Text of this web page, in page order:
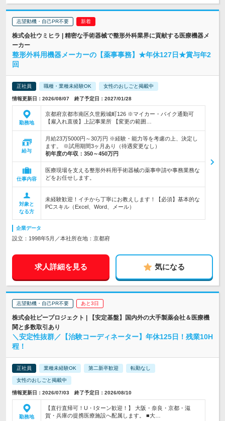
志望動機・自己PR不要
株式会社ウミヒラ | 精密な手術器械で整形外科業界に貢献する医療機器メ
ーカー
整形外科用機器メーカーの【薬事事務】★年休127日★賞与年2
回
正社員 職種・業種未経験OK 女性のおしごと掲載中
情報更新日：2026/08/07 終了予定日：2027/01/28
勤務地
京都府京都市南区久世殿城町126 ※マイカー・バイク通勤可
【雇入れ直後】上記事業所 【変更の範囲…
給与
月給23万5000円～30万円 ※経験・能力等を考慮の上、決定し
ます。 ※試用期間3ヶ月あり（待遇変更なし）
初年度の年収： 350～450万円
仕事内容
医療現場を支える整形外科用手術器械の薬事申請や事務業務な
どをお任せします。
対象と
なる方
未経験歓迎！イチから丁寧にお教えします！【必須】基本的な
PCスキル（Excel、Word、メール）
企業データ
設立：1998年5月／本社所在地：京都府
求人詳細を見る 気になる
志望動機・自己PR不要 あと3日
株式会社ピープロジェクト | 【安定基盤】国内外の大手製薬会社＆医療機
関と多数取引あり
＼安定性抜群／【治験コーディネーター】年休125日！残業10H
程！
正社員 業種未経験OK 第二新卒歓迎 転勤なし
女性のおしごと掲載中
情報更新日：2026/07/03 終了予定日：2026/08/10
勤務地
【直行直帰可！U・Iターン歓迎！】 大阪・奈良・京都・滋
賀・兵庫の提携医療施設へ配属します。 ■大…